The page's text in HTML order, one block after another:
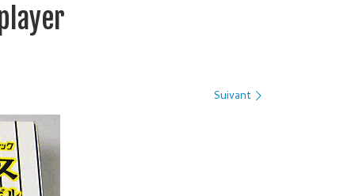
Suivant